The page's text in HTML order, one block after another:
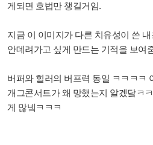
게되면 호법만 챙길거임.
지금 이 이미지가 다른 치유성이 쓴
안데려가고 싶게 만드는 기적을 보여
버퍼와 힐러의 버프력 동일 ㅋㅋㅋㅋ
개그콘서트가 왜 망했는지 알겠닼ㅋ
게 많넼ㅋㅋㅋ